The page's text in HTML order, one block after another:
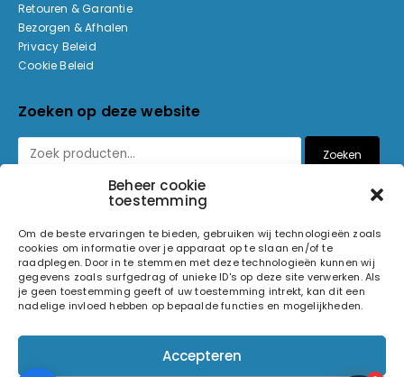
Beheer cookie
toestemming
Om de beste ervaringen te bieden, gebruiken wij technologieën zoals
cookies om informatie over je apparaat op te slaan en/of te
raadplegen. Door in te stemmen met deze technologieën kunnen wij
gegevens zoals surfgedrag of unieke ID's op deze site verwerken. Als
je geen toestemming geeft of uw toestemming intrekt, kan dit een
nadelige invloed hebben op bepaalde functies en mogelijkheden.
Accepteren
Retouren & Garantie
Bezorgen & Afhalen
Privacy Beleid
Cookie Beleid
Zoeken op deze website
Zoeken
© 2026 Light and Sound Factory. Alle rechten voorbehouden.